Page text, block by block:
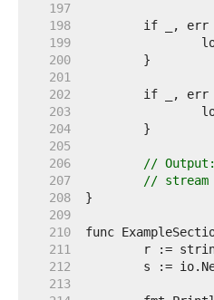
   197
   198
   199
   200
   201
   202
   203
   204
   205
   206
// Output:
   207
// stream
   208
   209
   210
   211
   212
   213